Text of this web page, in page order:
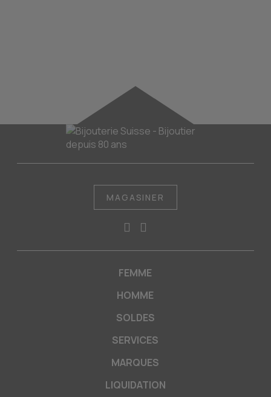
MAGASINER
FEMME
HOMME
SOLDES
SERVICES
MARQUES
LIQUIDATION